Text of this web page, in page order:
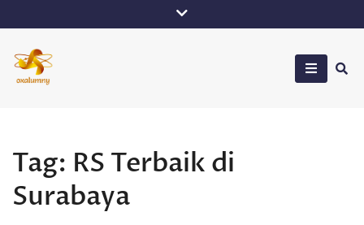
to
content
Tag: RS Terbaik di
Surabaya